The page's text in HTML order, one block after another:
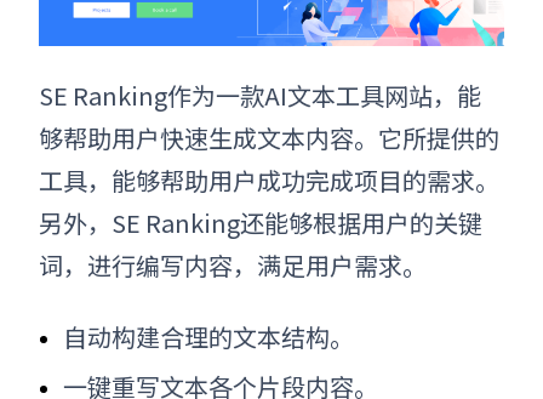
SE Ranking作为一款AI文本工具网站，能
够帮助用户快速生成文本内容。它所提供的
工具，能够帮助用户成功完成项目的需求。
另外，SE Ranking还能够根据用户的关键
词，进行编写内容，满足用户需求。
自动构建合理的文本结构。
一键重写文本各个片段内容。